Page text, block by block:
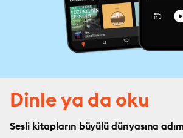
Dinle ya da oku
Sesli kitapların büyülü dünyasına